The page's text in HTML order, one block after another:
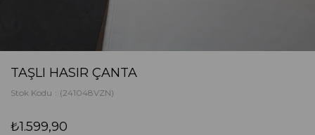
TAŞLI HASIR ÇANTA
Stok Kodu (241048VZN)
₺1.599,90